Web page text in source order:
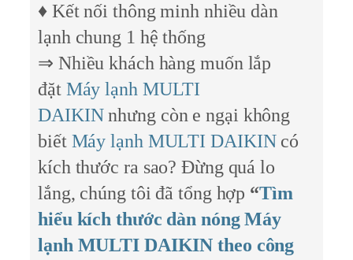
♦ Kết nối thông minh nhiều dàn
lạnh chung 1 hệ thống
⇒ Nhiều khách hàng muốn lắp
đặt Máy lạnh MULTI
DAIKIN nhưng còn e ngại không
biết Máy lạnh MULTI DAIKIN có
kích thước ra sao? Đừng quá lo
lắng, chúng tôi đã tổng hợp “Tìm
hiểu kích thước dàn nóng Máy
lạnh MULTI DAIKIN theo công